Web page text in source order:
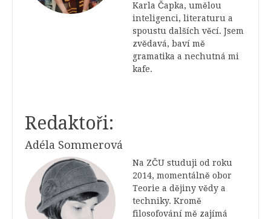
Karla Čapka, umělou
inteligenci, literaturu a
spoustu dalších věcí. Jsem
zvědavá, baví mě
gramatika a nechutná mi
kafe.
Redaktoři:
Adéla Sommerová
Na ZČU studuji od roku
2014, momentálně obor
Teorie a dějiny vědy a
techniky. Kromě
filosofování mě zajímá